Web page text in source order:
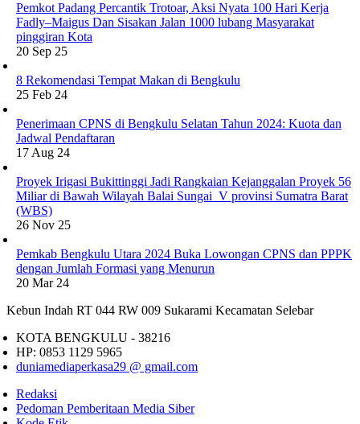
Pemkot Padang Percantik Trotoar, Aksi Nyata 100 Hari Kerja
Fadly–Maigus Dan Sisakan Jalan 1000 lubang Masyarakat
pinggiran Kota
20 Sep 25
8 Rekomendasi Tempat Makan di Bengkulu
25 Feb 24
Penerimaan CPNS di Bengkulu Selatan Tahun 2024: Kuota dan
Jadwal Pendaftaran
17 Aug 24
Proyek Irigasi Bukittinggi Jadi Rangkaian Kejanggalan Proyek 56
Miliar di Bawah Wilayah Balai Sungai V provinsi Sumatra Barat
(WBS)
26 Nov 25
Pemkab Bengkulu Utara 2024 Buka Lowongan CPNS dan PPPK
dengan Jumlah Formasi yang Menurun
20 Mar 24
Kebun Indah RT 044 RW 009 Sukarami Kecamatan Selebar
KOTA BENGKULU - 38216
HP: 0853 1129 5965
duniamediaperkasa29 @ gmail.com
Redaksi
Pedoman Pemberitaan Media Siber